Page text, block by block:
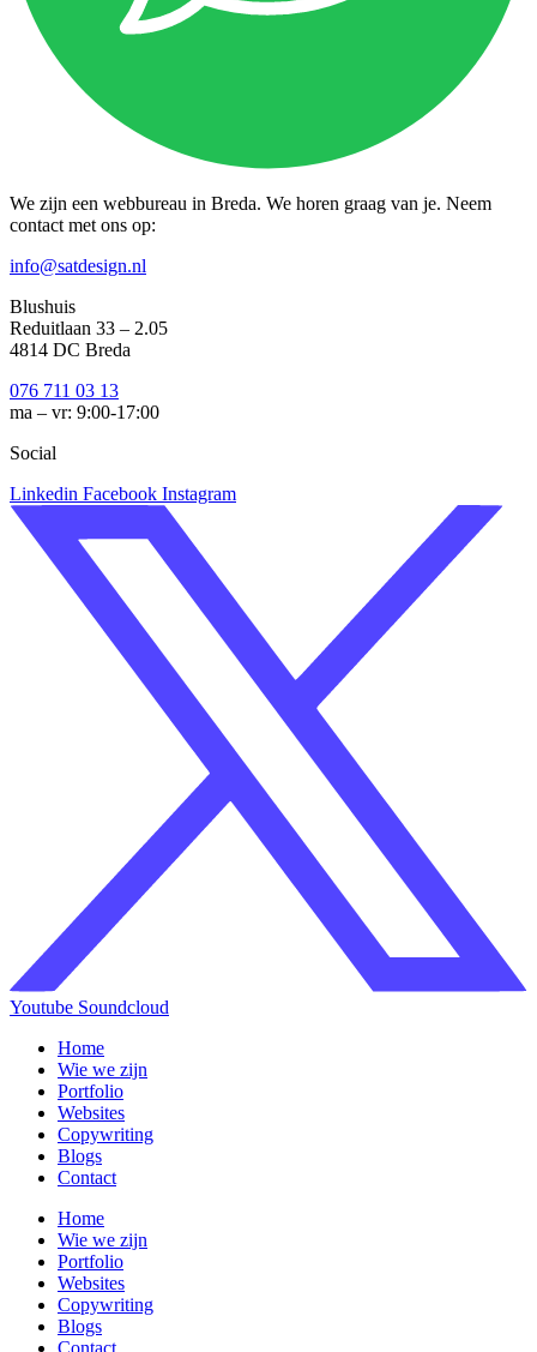
We zijn een webbureau in Breda. We horen graag van je. Neem
contact met ons op:
info@satdesign.nl
Blushuis
Reduitlaan 33 – 2.05
4814 DC Breda
076 711 03 13
ma – vr: 9:00-17:00
Social
Linkedin Facebook Instagram
Youtube Soundcloud
Home
Wie we zijn
Portfolio
Websites
Copywriting
Blogs
Contact
Home
Wie we zijn
Portfolio
Websites
Copywriting
Blogs
Contact